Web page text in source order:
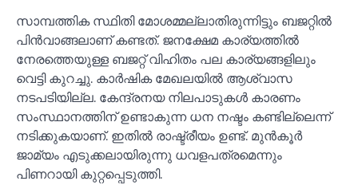
സാമ്പത്തിക സ്ഥിതി മോശമ്മല്ലാതിരുന്നിട്ടും ബജറ്റില്‍
പിൻവാങ്ങലാണ് കണ്ടത്. ജനക്ഷേമ കാര്യത്തില്‍
നേരത്തെയുള്ള ബജറ്റ് വിഹിതം പല കാര്യങ്ങളിലും
വെട്ടി കുറച്ചു. കാർഷിക മേഖലയില്‍ ആശ്വാസ
നടപടിയില്ല. കേന്ദ്രനയ നിലപാടുകള്‍ കാരണം
സംസ്ഥാനത്തിന് ഉണ്ടാകുന്ന ധന നഷ്ടം കണ്ടില്ലെന്ന്
നടിക്കുകയാണ്. ഇതില്‍ രാഷ്ട്രീയം ഉണ്ട്. മുൻകൂർ
ജാമ്യം എടുക്കലായിരുന്നു ധവളപത്രമെന്നും
പിണറായി കുറ്റപ്പെടുത്തി.